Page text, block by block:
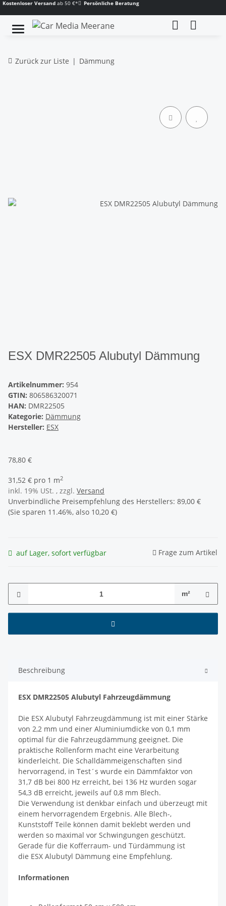
Kostenloser Versand ab 50 €* Persönliche Beratung
Zurück zur Liste Dämmung
ESX DMR22505 Alubutyl Dämmung
Artikelnummer: 954
GTIN: 806586320071
HAN: DMR22505
Kategorie: Dämmung
Hersteller: ESX
78,80 €
31,52 € pro 1 m2
inkl. 19% USt. , zzgl. Versand
Unverbindliche Preisempfehlung des Herstellers: 89,00 €
(Sie sparen 11.46%, also 10,20 €)
auf Lager, sofort verfügbar Frage zum Artikel
m²
Beschreibung
ESX DMR22505 Alubutyl Fahrzeugdämmung
Die ESX Alubutyl Fahrzeugdämmung ist mit einer Stärke
von 2,2 mm und einer Aluminiumdicke von 0,1 mm
optimal für die Fahrzeugdämmung geeignet. Die
praktische Rollenform macht eine Verarbeitung
kinderleicht. Die Schalldämmeigenschaften sind
hervorragend, in Test´s wurde ein Dämmfaktor von
31,7 dB bei 800 Hz erreicht, bei 136 Hz wurden sogar
54,3 dB erreicht, jeweils auf 0,8 mm Blech.
Die Verwendung ist denkbar einfach und überzeugt mit
einem hervorragendem Ergebnis. Alle Blech-,
Kunststoff Teile können damit beklebt werden und
werden so maximal vor Schwingungen geschützt.
Gerade für die Kofferraum- und Türdämmung ist
die ESX Alubutyl Dämmung eine Empfehlung.
Informationen